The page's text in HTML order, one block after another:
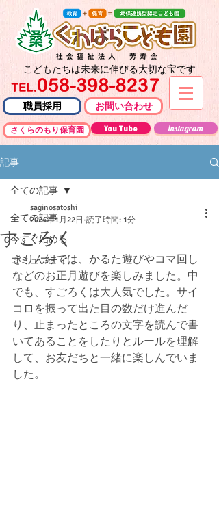
こどもたちは未来に伸びる大切な宝です
職員採用 お問い合わせ
さくらのもり保育園 You Tube instagram
記事
全ての記事
今すぐ始める
コミュニティ
全ての記事
すごろく
saginosatoshi
2024年1月22日 読了時間: 1分
きりん組では、かるた遊びやコマ回し
などのお正月遊びを楽しみました。中
でも、すごろくは大人気でした。サイ
コロを振って出た目の数だけ進んだ
り、止まったところの文字を読んで書
いてあることをしたりとルールを理解
して、お友だちと一緒に楽しんでいま
した。